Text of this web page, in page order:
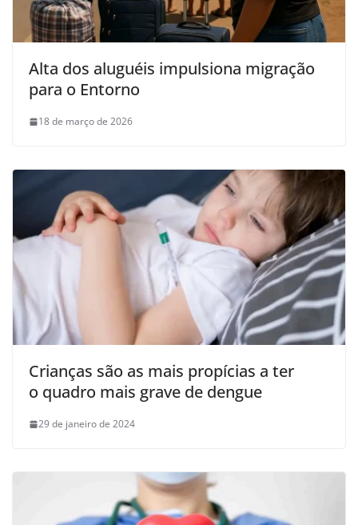
Alta dos aluguéis impulsiona migração
para o Entorno
18 de março de 2026
Crianças são as mais propícias a ter
o quadro mais grave de dengue
29 de janeiro de 2024